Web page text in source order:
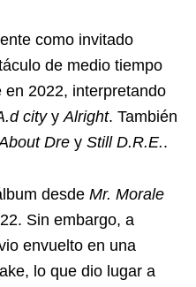
como invitado
de medio tiempo
2022, interpretando
cityyAlright. También
Dre y Still D.R.E..
desde Mr. Morale
Sin embargo, a
envuelto en una
lo que dio lugar a